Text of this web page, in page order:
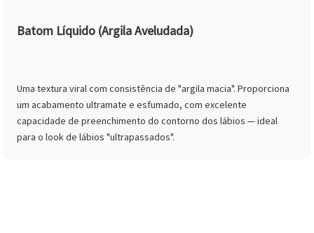
Batom Líquido (Argila Aveludada)
Uma textura viral com consistência de "argila macia". Proporciona
um acabamento ultramate e esfumado, com excelente
capacidade de preenchimento do contorno dos lábios — ideal
para o look de lábios "ultrapassados".